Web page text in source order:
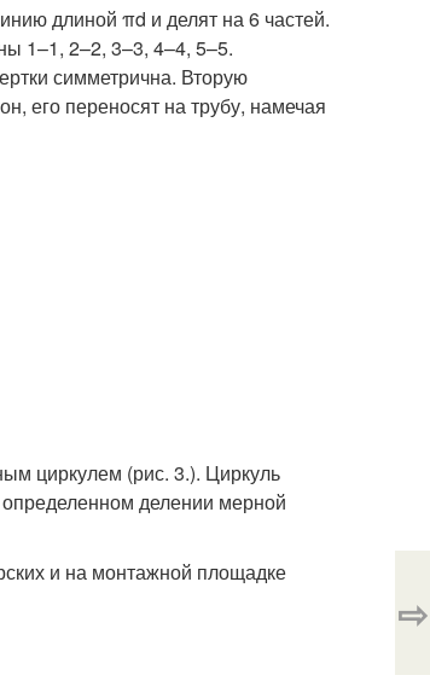
длиной πd и делят на 6 частей.
1–1, 2–2, 3–3, 4–4, 5–5.
симметрична. Вторую
его переносят на трубу, намечая
циркулем (рис. 3.). Циркуль
делении мерной
и на монтажной площадке
⇨